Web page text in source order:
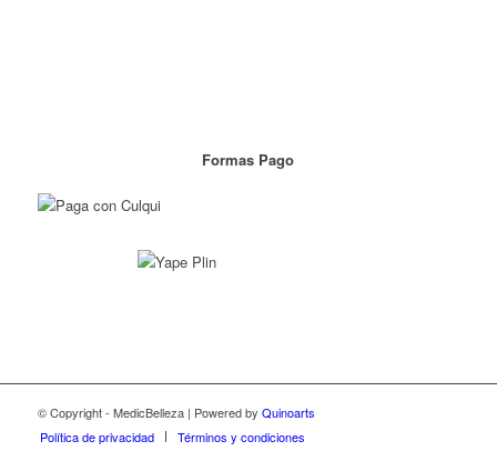
Formas Pago
© Copyright - MedicBelleza | Powered by Quinoarts
Política de privacidad
Términos y condiciones